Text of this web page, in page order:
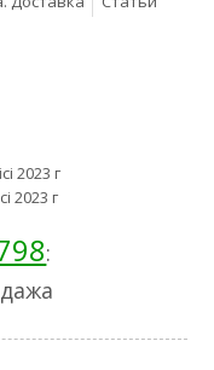
2023 г
2023 г
: